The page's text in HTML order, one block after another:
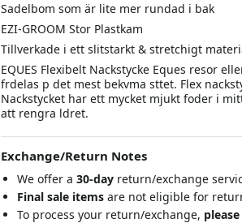
Sadelbom som är lite mer rundad i bak
EZI-GROOM Stor Plastkam
Tillverkade i ett slitstarkt & stretchigt
EQUES Flexibelt Nackstycke Eques resor
frdelas p det mest bekvma sttet. Flex
Nackstycket har ett mycket mjukt foder i
att rengra ldret.
Exchange/Return Notes
We offer a 30-day return/exchange
Final sale items are not eligible for
To process your return/exchange,